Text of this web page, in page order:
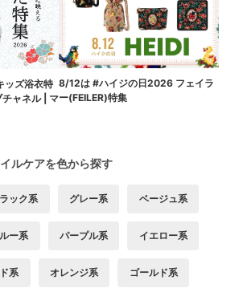
ッズ浴衣特
ャネル | マ
8/12は #ハイジの日2026 フェイラ
ー(FEILER)特集
ルケアを色から探す
ック系 グレー系 ベージュ系
ー系 パープル系 イエロー系
系 オレンジ系 ゴールド系